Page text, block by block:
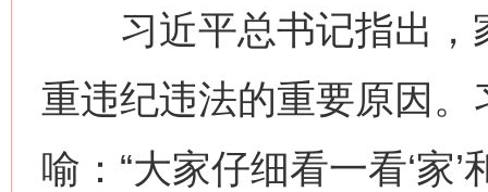
习近平总书记指出，
重违纪违法的重要原因
喻：“大家仔细看一看‘家